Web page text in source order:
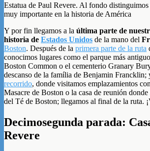
Estatua de Paul Revere. Al fondo
muy importante en la historia de América
Y por fin llegamos a la última parte de
historia de Estados Unidos de la mano del
Boston. Después de la primera parte de la ruta
conocimos lugares como el parque más
Boston Common o el cementerio Granary
descanso de la família de Benjamin Francklin;
recorrido, donde visitamos emplazamientos
Masacre de Boston o la casa de reunión
del Té de Boston; llegamos al final de la ruta.
Decimosegunda parada:
Revere